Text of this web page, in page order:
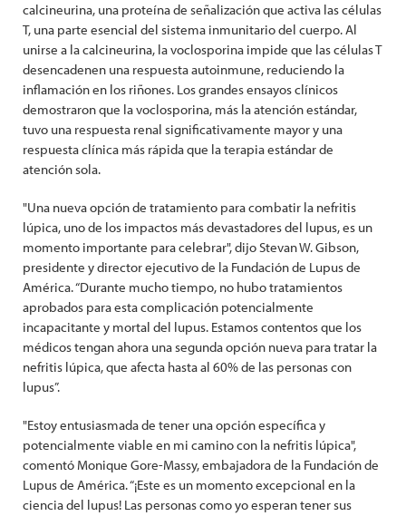
calcineurina, una proteína de señalización que activa las células
T, una parte esencial del sistema inmunitario del cuerpo. Al
unirse a la calcineurina, la voclosporina impide que las células T
desencadenen una respuesta autoinmune, reduciendo la
inflamación en los riñones. Los grandes ensayos clínicos
demostraron que la voclosporina, más la atención estándar,
tuvo una respuesta renal significativamente mayor y una
respuesta clínica más rápida que la terapia estándar de
atención sola.
"Una nueva opción de tratamiento para combatir la nefritis
lúpica, uno de los impactos más devastadores del lupus, es un
momento importante para celebrar", dijo Stevan W. Gibson,
presidente y director ejecutivo de la Fundación de Lupus de
América. “Durante mucho tiempo, no hubo tratamientos
aprobados para esta complicación potencialmente
incapacitante y mortal del lupus. Estamos contentos que los
médicos tengan ahora una segunda opción nueva para tratar la
nefritis lúpica, que afecta hasta al 60% de las personas con
lupus”.
"Estoy entusiasmada de tener una opción específica y
potencialmente viable en mi camino con la nefritis lúpica",
comentó Monique Gore-Massy, embajadora de la Fundación de
Lupus de América. “¡Este es un momento excepcional en la
ciencia del lupus! Las personas como yo esperan tener sus